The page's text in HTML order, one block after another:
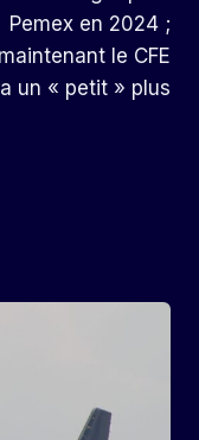
Pemex en 2024 ;
maintenant le CFE
un « petit » plus